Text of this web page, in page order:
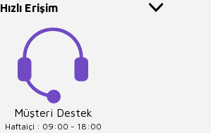
Hızlı Erişim
Müşteri Destek
Haftaiçi : 09:00 - 18:00